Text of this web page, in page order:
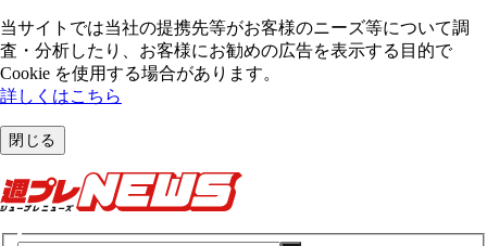
当サイトでは当社の提携先等がお客様のニーズ等について調
査・分析したり、お客様にお勧めの広告を表⽰する⽬的で
Cookie を使⽤する場合があります。
詳しくはこちら
閉じる